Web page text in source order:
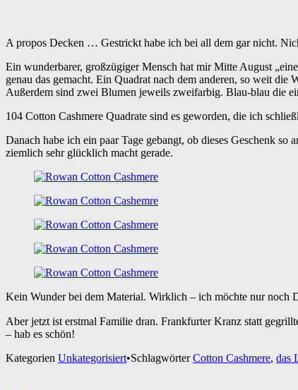
A propos Decken … Gestrickt habe ich bei all dem gar nicht.
Ein wunderbarer, großzügiger Mensch hat mir Mitte August
genau das gemacht. Ein Quadrat nach dem anderen, so weit
Außerdem sind zwei Blumen jeweils zweifarbig. Blau-blau die
104 Cotton Cashmere Quadrate sind es geworden, die ich
Danach habe ich ein paar Tage gebangt, ob dieses Geschenk
ziemlich sehr glücklich macht gerade.
Kein Wunder bei dem Material. Wirklich – ich möchte nur noch
Aber jetzt ist erstmal Familie dran. Frankfurter Kranz statt
– hab es schön!
Kategorien Unkategorisiert•SchlagwörterCotton Cashmere, das